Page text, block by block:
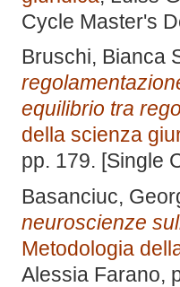
Cycle Master's
Bruschi, Bianca
equilibrio tra
della scienza
pp. 179. [Single
Basanciuc,
neuroscienze
Metodologia
Alessia Farano,